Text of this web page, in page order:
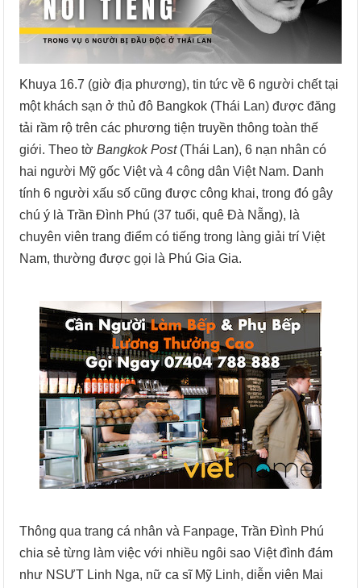
Khuya 16.7 (giờ địa phương), tin tức về 6 người chết tại
một khách sạn ở thủ đô Bangkok (Thái Lan) được đăng
tải rầm rộ trên các phương tiện truyền thông toàn thế
giới. Theo tờBangkok Post(Thái Lan), 6 nạn nhân có
hai người Mỹ gốc Việt và 4 công dân Việt Nam. Danh
tính 6 người xấu số cũng được công khai, trong đó gây
chú ý là Trần Đình Phú (37 tuổi, quê Đà Nẵng), là
chuyên viên trang điểm có tiếng trong làng giải trí Việt
Nam, thường được gọi là Phú Gia Gia.
Thông qua trang cá nhân và Fanpage, Trần Đình Phú
chia sẻ từng làm việc với nhiều ngôi sao Việt đình đám
như NSƯT Linh Nga, nữ ca sĩ Mỹ Linh, diễn viên Mai